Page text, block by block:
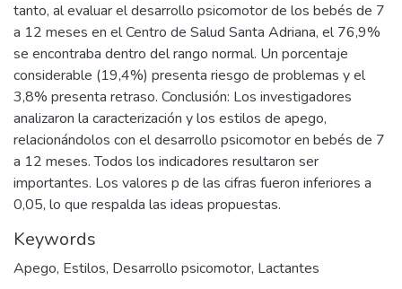
tanto, al evaluar el desarrollo psicomotor de los bebés de 7
a 12 meses en el Centro de Salud Santa Adriana, el 76,9%
se encontraba dentro del rango normal. Un porcentaje
considerable (19,4%) presenta riesgo de problemas y el
3,8% presenta retraso. Conclusión: Los investigadores
analizaron la caracterización y los estilos de apego,
relacionándolos con el desarrollo psicomotor en bebés de 7
a 12 meses. Todos los indicadores resultaron ser
importantes. Los valores p de las cifras fueron inferiores a
0,05, lo que respalda las ideas propuestas.
Keywords
Apego, Estilos, Desarrollo psicomotor, Lactantes